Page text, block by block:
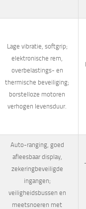
Lage vibratie, softgrip;
elektronische rem,
overbelastings- en
thermische beveiliging;
borstelloze motoren
verhogen levensduur.
Auto-ranging, goed
afleesbaar display,
zekeringbeveiligde
ingangen;
veiligheidsbussen en
meetsnoeren met